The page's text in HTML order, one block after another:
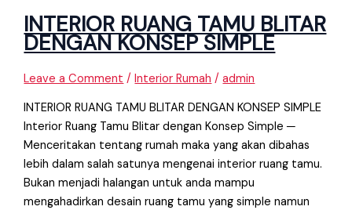
INTERIOR RUANG TAMU BLITAR
DENGAN KONSEP SIMPLE
Leave a Comment /Interior Rumah /admin
INTERIOR RUANG TAMU BLITAR DENGAN KONSEP SIMPLE
Interior Ruang Tamu Blitar dengan Konsep Simple ─
Menceritakan tentang rumah maka yang akan dibahas
lebih dalam salah satunya mengenai interior ruang tamu.
Bukan menjadi halangan untuk anda mampu
mengahadirkan desain ruang tamu yang simple namun